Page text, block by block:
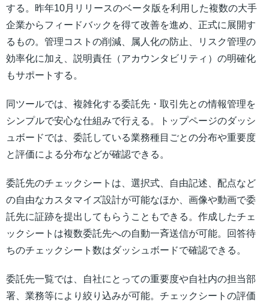
する。昨年10月リリースのベータ版を利用した複数の大手
企業からフィードバックを得て改善を進め、正式に展開す
るもの。管理コストの削減、属人化の防止、リスク管理の
効率化に加え、説明責任（アカウンタビリティ）の明確化
もサポートする。
同ツールでは、複雑化する委託先・取引先との情報管理を
シンプルで安心な仕組みで行える。トップページのダッシ
ュボードでは、委託している業務種目ごとの分布や重要度
と評価による分布などが確認できる。
委託先のチェックシートは、選択式、自由記述、配点など
の自由なカスタマイズ設計が可能なほか、画像や動画で委
託先に証跡を提出してもらうこともできる。作成したチェ
ックシートは複数委託先への自動一斉送信が可能。回答待
ちのチェックシート数はダッシュボードで確認できる。
委託先一覧では、自社にとっての重要度や自社内の担当部
署、業務等により絞り込みが可能。チェックシートの評価